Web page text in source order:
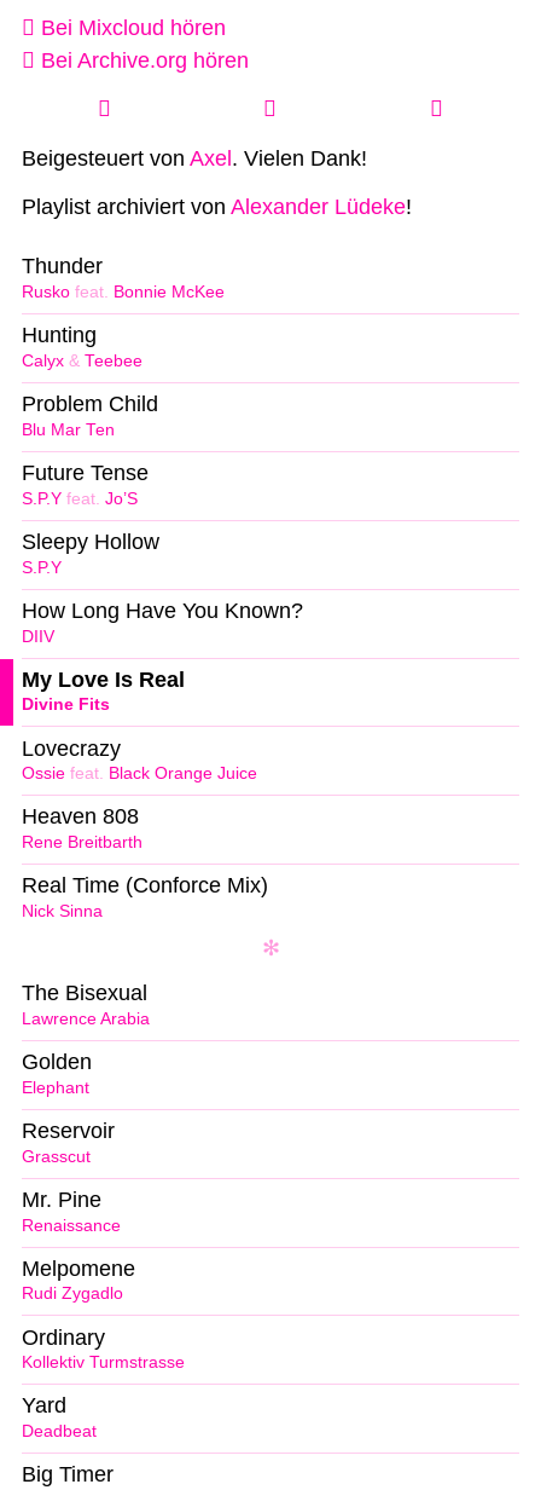
Bei Mixcloud hören
Bei Archive.org hören
Beigesteuert von Axel. Vielen Dank!
Playlist archiviert von Alexander Lüdeke!
Rusko feat. Bonnie McKee
Thunder
Calyx & Teebee
Hunting
Blu Mar Ten
Problem Child
S.P.Y feat. Jo’S
Future Tense
S.P.Y
Sleepy Hollow
DIIV
How Long Have You Known?
Divine Fits
My Love Is Real
Ossie feat. Black Orange Juice
Lovecrazy
Rene Breitbarth
Heaven 808
Nick Sinna
Real Time (Conforce Mix)
Lawrence Arabia
The Bisexual
Elephant
Golden
Grasscut
Reservoir
Renaissance
Mr. Pine
Rudi Zygadlo
Melpomene
Kollektiv Turmstrasse
Ordinary
Deadbeat
Yard
Big Timer